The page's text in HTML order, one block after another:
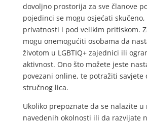
dovoljno prostorija za sve članove
pojedinci se mogu osjećati
privatnosti i pod velikim pritiskom.
mogu onemogućiti osobama da
životom u LGBTIQ+ zajednici ili
aktivnost. Ono što možete jeste
povezani online, te potražiti
stručnog lica.
Ukoliko prepoznate da se nalazite u
navedenih okolnosti ili da razvijate